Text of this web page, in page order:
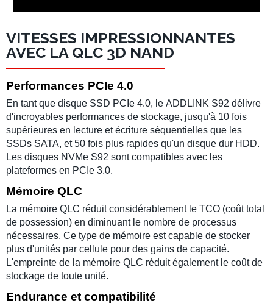
VITESSES IMPRESSIONNANTES
AVEC LA QLC 3D NAND
Performances PCIe 4.0
En tant que disque SSD PCIe 4.0, le ADDLINK S92 délivre
d'incroyables performances de stockage, jusqu'à 10 fois
supérieures en lecture et écriture séquentielles que les
SSDs SATA, et 50 fois plus rapides qu'un disque dur HDD.
Les disques NVMe S92 sont compatibles avec les
plateformes en PCIe 3.0.
Mémoire QLC
La mémoire QLC réduit considérablement le TCO (coût total
de possession) en diminuant le nombre de processus
nécessaires. Ce type de mémoire est capable de stocker
plus d'unités par cellule pour des gains de capacité.
L'empreinte de la mémoire QLC réduit également le coût de
stockage de toute unité.
Endurance et compatibilité